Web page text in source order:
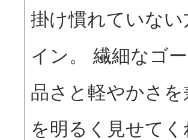
掛け慣れていな
イン。 繊細なゴ
品さと軽やかさ
を明るく見せてく